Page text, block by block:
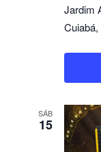
Jardim
SÁB
15